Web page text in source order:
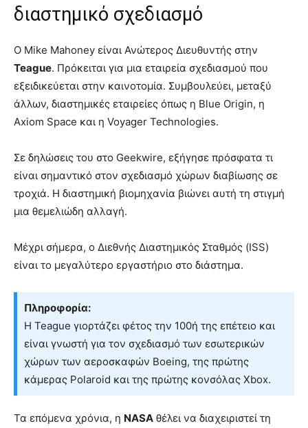
διαστημικό σχεδιασμό
Ο Mike Mahoney είναι Ανώτερος Διευθυντής στην
Teague. Πρόκειται για μια εταιρεία σχεδιασμού που
εξειδικεύεται στην καινοτομία. Συμβουλεύει, μεταξύ
άλλων, διαστημικές εταιρείες όπως η Blue Origin, η
Axiom Space και η Voyager Technologies.
Σε δηλώσεις του στο Geekwire, εξήγησε πρόσφατα τι
είναι σημαντικό στον σχεδιασμό χώρων διαβίωσης σε
τροχιά. Η διαστημική βιομηχανία βιώνει αυτή τη στιγμή
μια θεμελιώδη αλλαγή.
Μέχρι σήμερα, ο Διεθνής Διαστημικός Σταθμός (ISS)
είναι το μεγαλύτερο εργαστήριο στο διάστημα.
Πληροφορία:
Η Teague γιορτάζει φέτος την 100ή της επέτειο και
είναι γνωστή για τον σχεδιασμό των εσωτερικών
χώρων των αεροσκαφών Boeing, της πρώτης
κάμερας Polaroid και της πρώτης κονσόλας Xbox.
Τα επόμενα χρόνια, η NASA θέλει να διαχειριστεί τη